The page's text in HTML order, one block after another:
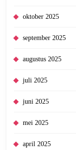
oktober 2025
september 2025
augustus 2025
juli 2025
juni 2025
mei 2025
april 2025